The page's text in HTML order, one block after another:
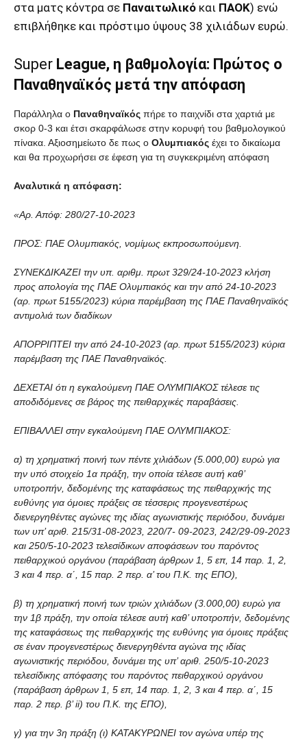
στα ματς κόντρα σε Παναιτωλικό και ΠΑΟΚ) ενώ
επιβλήθηκε και πρόστιμο ύψους 38 χιλιάδων ευρώ.
Super League, η βαθμολογία: Πρώτος ο
Παναθηναϊκός μετά την απόφαση
Παράλληλα ο Παναθηναϊκός πήρε το παιχνίδι στα χαρτιά με
σκορ 0-3 και έτσι σκαρφάλωσε στην κορυφή του βαθμολογικού
πίνακα. Αξιοσημείωτο δε πως ο Ολυμπιακός έχει το δικαίωμα
και θα προχωρήσει σε έφεση για τη συγκεκριμένη απόφαση
Αναλυτικά η απόφαση:
«Αρ. Απόφ: 280/27-10-2023
ΠΡΟΣ: ΠΑΕ Ολυμπιακός, νομίμως εκπροσωπούμενη.
ΣΥΝΕΚΔΙΚΑΖΕΙ την υπ. αριθμ. πρωτ 329/24-10-2023 κλήση
προς απολογία της ΠΑΕ Ολυμπιακός και την από 24-10-2023
(αρ. πρωτ 5155/2023) κύρια παρέμβαση της ΠΑΕ Παναθηναϊκός
αντιμολιά των διαδίκων
ΑΠΟΡΡΙΠΤΕΙ την από 24-10-2023 (αρ. πρωτ 5155/2023) κύρια
παρέμβαση της ΠΑΕ Παναθηναϊκός.
ΔΕΧΕΤΑΙ ότι η εγκαλούμενη ΠΑΕ ΟΛΥΜΠΙΑΚΟΣ τέλεσε τις
αποδιδόμενες σε βάρος της πειθαρχικές παραβάσεις.
ΕΠΙΒΑΛΛΕΙ στην εγκαλούμενη ΠΑΕ ΟΛΥΜΠΙΑΚΟΣ:
α) τη χρηματική ποινή των πέντε χιλιάδων (5.000,00) ευρώ για
την υπό στοιχείο 1α πράξη, την οποία τέλεσε αυτή καθ’
υποτροπήν, δεδομένης της καταφάσεως της πειθαρχικής της
ευθύνης για όμοιες πράξεις σε τέσσερις προγενεστέρως
διενεργηθέντες αγώνες της ιδίας αγωνιστικής περιόδου, δυνάμει
των υπ’ αριθ. 215/31-08-2023, 220/7- 09-2023, 242/29-09-2023
και 250/5-10-2023 τελεσίδικων αποφάσεων του παρόντος
πειθαρχικού οργάνου (παράβαση άρθρων 1, 5 επ, 14 παρ. 1, 2,
3 και 4 περ. α΄, 15 παρ. 2 περ. α’ του Π.Κ. της ΕΠΟ),
β) τη χρηματική ποινή των τριών χιλιάδων (3.000,00) ευρώ για
την 1β πράξη, την οποία τέλεσε αυτή καθ’ υποτροπήν, δεδομένης
της καταφάσεως της πειθαρχικής της ευθύνης για όμοιες πράξεις
σε έναν προγενεστέρως διενεργηθέντα αγώνα της ιδίας
αγωνιστικής περιόδου, δυνάμει της υπ’ αριθ. 250/5-10-2023
τελεσίδικης απόφασης του παρόντος πειθαρχικού οργάνου
(παράβαση άρθρων 1, 5 επ, 14 παρ. 1, 2, 3 και 4 περ. α΄, 15
παρ. 2 περ. β’ ii) του Π.Κ. της ΕΠΟ),
γ) για την 3η πράξη (ι) ΚΑΤΑΚΥΡΩΝΕΙ τον αγώνα υπέρ της